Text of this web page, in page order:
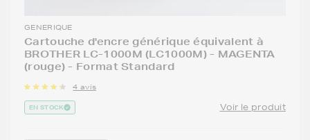
GENERIQUE
Cartouche d'encre générique équivalent à
BROTHER LC-1000M (LC1000M) - MAGENTA
(rouge) - Format Standard
4 avis
EN STOCK Voir le produit